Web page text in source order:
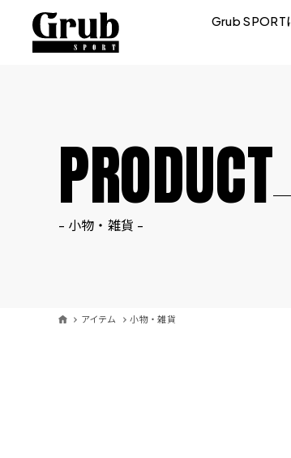
Grub SPORT
PRODUCT
- 小物・雑貨 -
アイテム 小物・雑貨